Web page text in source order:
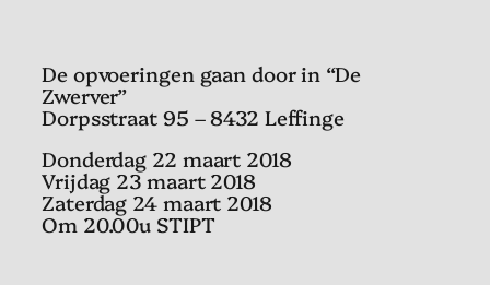
De opvoeringen gaan door in “De
Zwerver”
Dorpsstraat 95 – 8432 Leffinge
Donderdag 22 maart 2018
Vrijdag 23 maart 2018
Zaterdag 24 maart 2018
Om 20.00u STIPT